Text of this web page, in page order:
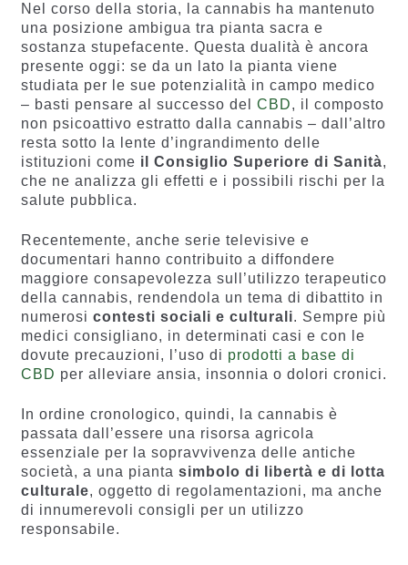
Nel corso della storia, la cannabis ha mantenuto
una posizione ambigua tra pianta sacra e
sostanza stupefacente. Questa dualità è ancora
presente oggi: se da un lato la pianta viene
studiata per le sue potenzialità in campo medico
– basti pensare al successo del CBD, il composto
non psicoattivo estratto dalla cannabis – dall’altro
resta sotto la lente d’ingrandimento delle
istituzioni come il Consiglio Superiore di Sanità,
che ne analizza gli effetti e i possibili rischi per la
salute pubblica.
Recentemente, anche serie televisive e
documentari hanno contribuito a diffondere
maggiore consapevolezza sull’utilizzo terapeutico
della cannabis, rendendola un tema di dibattito in
numerosi contesti sociali e culturali. Sempre più
medici consigliano, in determinati casi e con le
dovute precauzioni, l’uso di prodotti a base di
CBD per alleviare ansia, insonnia o dolori cronici.
In ordine cronologico, quindi, la cannabis è
passata dall’essere una risorsa agricola
essenziale per la sopravvivenza delle antiche
società, a una pianta simbolo di libertà e di lotta
culturale, oggetto di regolamentazioni, ma anche
di innumerevoli consigli per un utilizzo
responsabile.